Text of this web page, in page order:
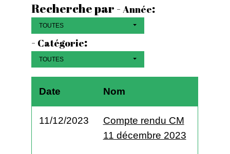
Recherche par -Année:
TOUTES
- Catégorie:
TOUTES
Date Nom
11/12/2023
Compte rendu CM
11 décembre 2023